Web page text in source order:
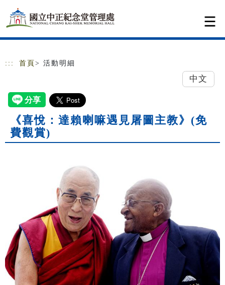
跳到主要內容
網站導覽
::: 首頁 > 活動明細
中文
《喜悅：達賴喇嘛遇見屠圖主教》(免
費觀賞)